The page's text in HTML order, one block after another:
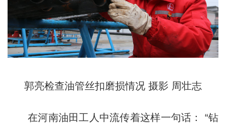
郭亮检查油管丝扣磨损情况 摄影 周壮志
在河南油田工人中流传着这样一句话： “钻